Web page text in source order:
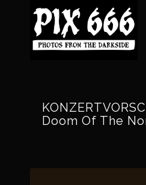
Doom Of The